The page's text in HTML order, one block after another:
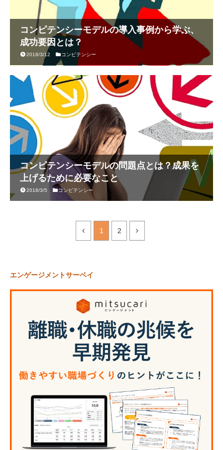
コンピテンシーモデルの導入事例から学ぶ、
成功要因とは？
2018/3/12 コンピテンシー
コンピテンシーモデルの問題点とは？成果を
上げるために必要なこと
2018/3/5 コンピテンシー
1 2
エンゲージメントサーベイ